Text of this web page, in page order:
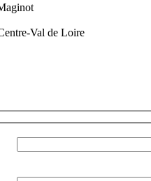
Val de Loire